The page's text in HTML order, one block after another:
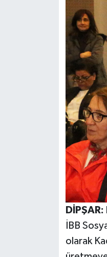
İBB
olarak